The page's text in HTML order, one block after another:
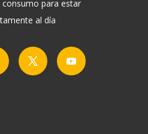
para estar
al día